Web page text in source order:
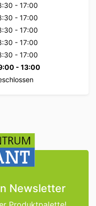
- 17:00
- 17:00
- 17:00
- 17:00
- 17:00
- 13:00
Newsletter